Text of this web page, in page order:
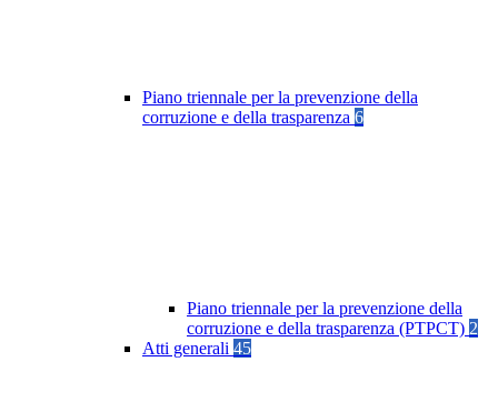
Piano triennale per la prevenzione della
corruzione e della trasparenza 6
Piano triennale per la prevenzione della
corruzione e della trasparenza (PTPCT) 2
Atti generali 45